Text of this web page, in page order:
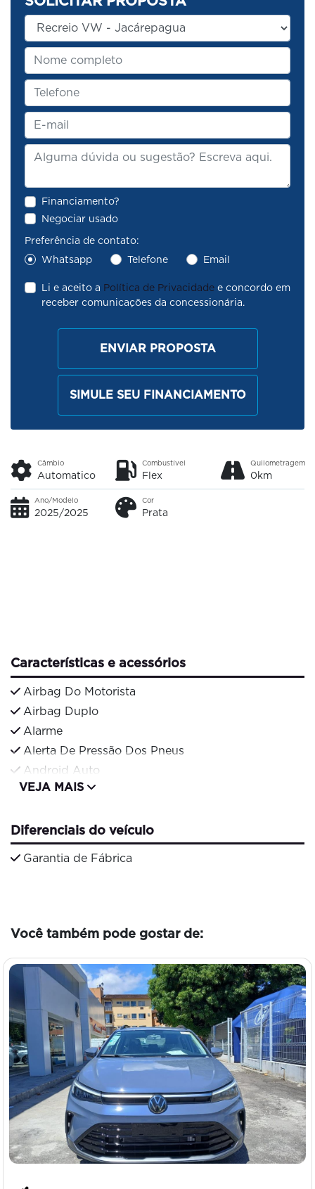
Financiamento?
Negociar usado
Preferência de contato:
Whatsapp
Telefone Email
Li e aceito a Política de Privacidade e concordo em
receber comunicações da concessionária.
ENVIAR PROPOSTA
SIMULE SEU FINANCIAMENTO
Câmbio
Automatico
Combustível
Flex
Quilometragem
0km
Ano/Modelo
2025/2025
Cor
Prata
Características e acessórios
Airbag Do Motorista
Airbag Duplo
Alarme
Alerta De Pressão Dos Pneus
Android Auto
VEJA MAIS
Diferenciais do veículo
Garantia de Fábrica
Você também pode gostar de: